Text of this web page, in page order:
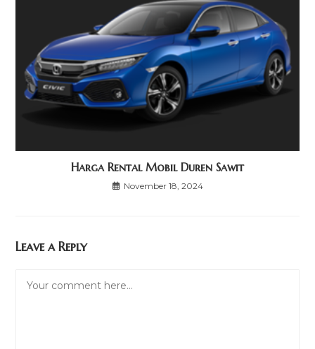
Harga Rental Mobil Duren Sawit
November 18, 2024
Leave a Reply